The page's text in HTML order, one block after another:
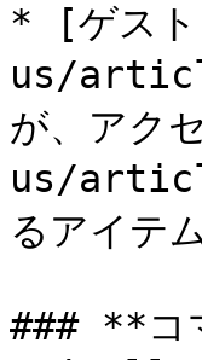
* [ゲス
us/
が、ア
us/
るアイテ
### **コ